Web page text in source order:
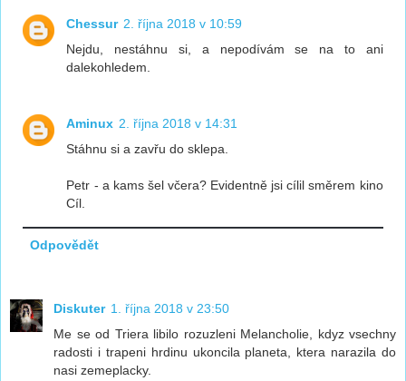
Chessur 2. října 2018 v 10:59
Nejdu, nestáhnu si, a nepodívám se na to ani
dalekohledem.
Aminux 2. října 2018 v 14:31
Stáhnu si a zavřu do sklepa.
Petr - a kams šel včera? Evidentně jsi cílil směrem kino
Cíl.
Odpovědět
Diskuter 1. října 2018 v 23:50
Me se od Triera libilo rozuzleni Melancholie, kdyz vsechny
radosti i trapeni hrdinu ukoncila planeta, ktera narazila do
nasi zemeplacky.